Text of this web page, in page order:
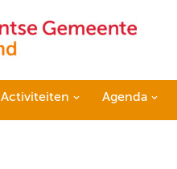
Activiteiten Agenda